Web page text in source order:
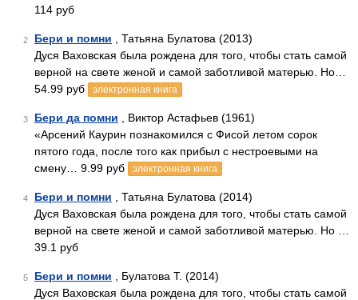
114 руб
2 Бери и помни , Татьяна Булатова (2013)
Дуся Ваховская была рождена для того, чтобы стать самой
верной на свете женой и самой заботливой матерью. Но…
54.99 руб
электронная книга
3 Бери да помни , Виктор Астафьев (1961)
«Арсений Каурин познакомился с Фисой летом сорок
пятого года, после того как прибыл с нестроевыми на
смену… 9.99 руб
электронная книга
4 Бери и помни , Татьяна Булатова (2014)
Дуся Ваховская была рождена для того, чтобы стать самой
верной на свете женой и самой заботливой матерью. Но …
39.1 руб
5 Бери и помни , Булатова Т. (2014)
Дуся Ваховская была рождена для того, чтобы стать самой